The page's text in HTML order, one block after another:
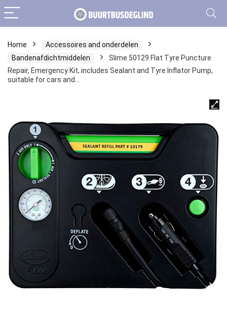
Home
Accessoires and onderdelen
Bandenafdichtmiddelen
Slime 50129 Flat Tyre Puncture
Repair, Emergency Kit, includes Sealant and Tyre Inflator Pump,
suitable for cars and…